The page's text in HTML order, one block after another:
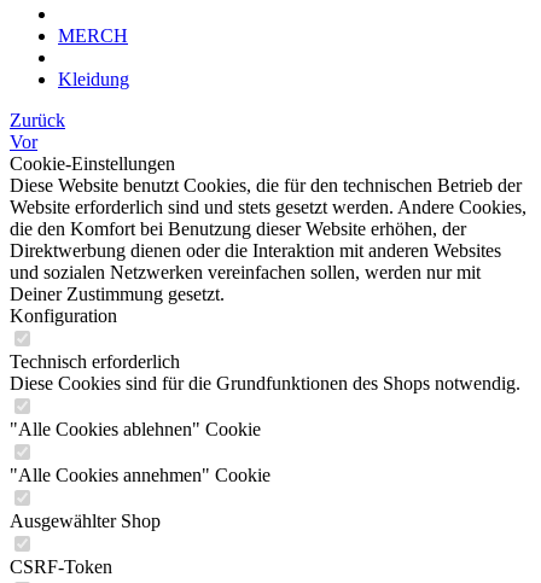
MERCH
Kleidung
Zurück
Vor
Cookie-Einstellungen
Diese Website benutzt Cookies, die für den technischen Betrieb der
Website erforderlich sind und stets gesetzt werden. Andere Cookies,
die den Komfort bei Benutzung dieser Website erhöhen, der
Direktwerbung dienen oder die Interaktion mit anderen Websites
und sozialen Netzwerken vereinfachen sollen, werden nur mit
Deiner Zustimmung gesetzt.
Konfiguration
Technisch erforderlich
Diese Cookies sind für die Grundfunktionen des Shops notwendig.
"Alle Cookies ablehnen" Cookie
"Alle Cookies annehmen" Cookie
Ausgewählter Shop
CSRF-Token